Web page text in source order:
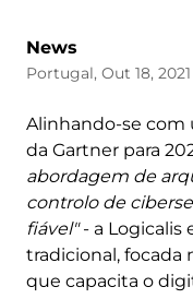
News
Portugal, Out 18, 2021
Alinhando-se com
da Gartner para
abordagem de
controlo de
fiável"- a Logicalis
tradicional, focada
que capacita o